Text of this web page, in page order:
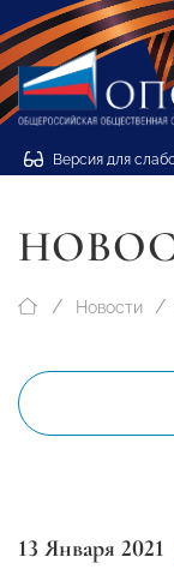
Версия для
Новости
13 Января 2021